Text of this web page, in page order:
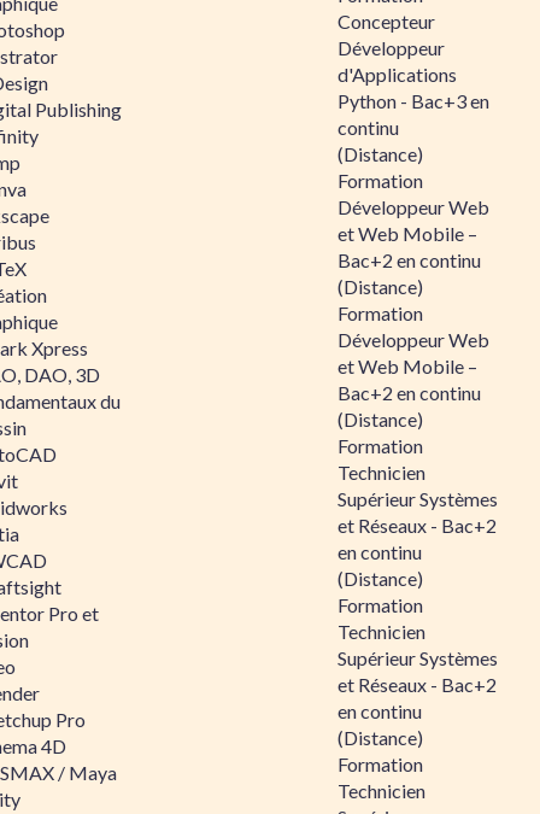
Publishing
Xpress
DAO, 3D
du
Pro et
Pro
4D
/ Maya
Concepteur
Développeur
d'Applications
Python - Bac+3 en
continu
(Distance)
Formation
Développeur Web
et Web Mobile –
Bac+2 en continu
(Distance)
Formation
Développeur Web
et Web Mobile –
Bac+2 en continu
(Distance)
Formation
Technicien
Supérieur Systèmes
et Réseaux - Bac+2
en continu
(Distance)
Formation
Technicien
Supérieur Systèmes
et Réseaux - Bac+2
en continu
(Distance)
Formation
Technicien